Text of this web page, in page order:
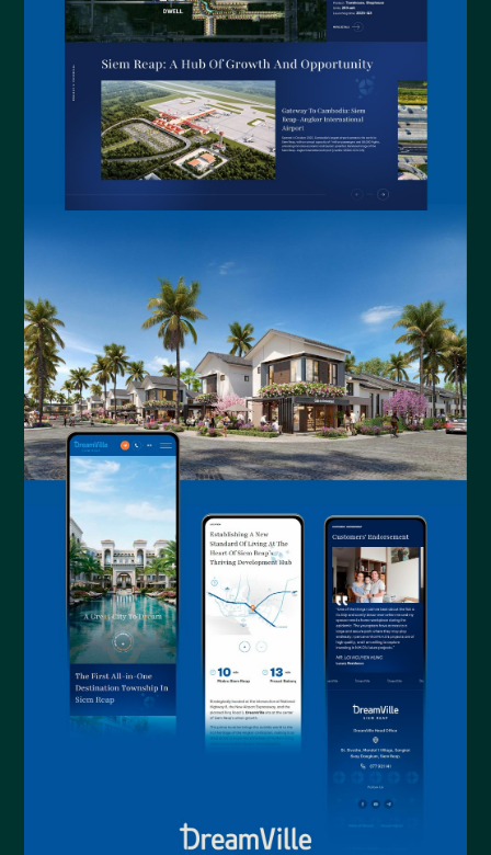
An Huy Group
Website An Huy Group
Website Kember Kreative Interiors